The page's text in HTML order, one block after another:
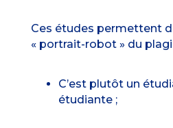
Ces études permettent
« portrait-robot » du
C’est plutôt un
étudiante ;